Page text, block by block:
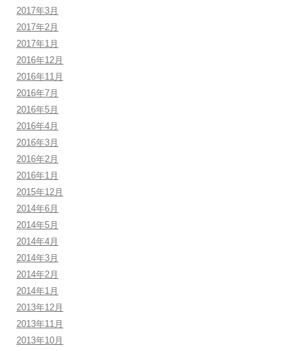
2017年3月
2017年2月
2017年1月
2016年12月
2016年11月
2016年7月
2016年5月
2016年4月
2016年3月
2016年2月
2016年1月
2015年12月
2014年6月
2014年5月
2014年4月
2014年3月
2014年2月
2014年1月
2013年12月
2013年11月
2013年10月